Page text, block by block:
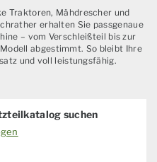
Traktoren, Mähdrescher und
erhalten Sie passgenaue
– vom Verschleißteil bis zur
abgestimmt. So bleibt Ihre
und voll leistungsfähig.
suchen